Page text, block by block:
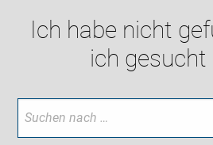
Ich habe nicht
ich gesucht